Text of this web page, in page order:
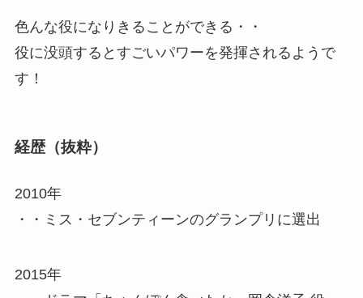
色んな役になりきることができる・・
役に没頭するとすごいパワーを発揮されるようで
す！
経歴（抜粋）
2010年
・・ミス・セブンティーンのグランプリに選出
2015年